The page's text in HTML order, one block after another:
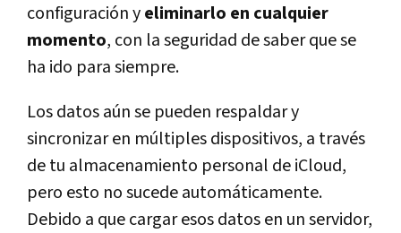
configuración yeliminarlo en cualquier
momento, con la seguridad de saber que se
ha ido para siempre.
Los datos aún se pueden respaldar y
sincronizar en múltiples dispositivos, a través
de tu almacenamiento personal de iCloud,
pero esto no sucede automáticamente.
Debido a que cargar esos datos en un servidor,